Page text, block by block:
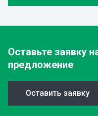
Оставьте заявку
предложение
Оставить заявку